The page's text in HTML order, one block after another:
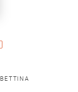
BETTINA